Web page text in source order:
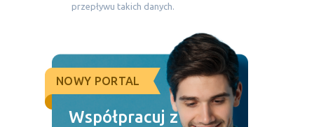
przepływu takich danych.
NOWY PORTAL
Współpracuj z